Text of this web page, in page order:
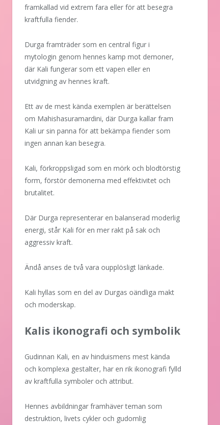
framkallad vid extrem fara eller för att besegra
kraftfulla fiender.
Durga framträder som en central figur i
mytologin genom hennes kamp mot demoner,
där Kali fungerar som ett vapen eller en
utvidgning av hennes kraft.
Ett av de mest kända exemplen är berättelsen
om Mahishasuramardini, där Durga kallar fram
Kali ur sin panna för att bekämpa fiender som
ingen annan kan besegra.
Kali, förkroppsligad som en mörk och blodtörstig
form, förstör demonerna med effektivitet och
brutalitet.
Där Durga representerar en balanserad moderlig
energi, står Kali för en mer rakt på sak och
aggressiv kraft.
Ändå anses de två vara oupplösligt länkade.
Kali hyllas som en del av Durgas oändliga makt
och moderskap.
Kalis ikonografi och symbolik
Gudinnan Kali, en av hinduismens mest kända
och komplexa gestalter, har en rik ikonografi fylld
av kraftfulla symboler och attribut.
Hennes avbildningar framhäver teman som
destruktion, livets cykler och gudomlig